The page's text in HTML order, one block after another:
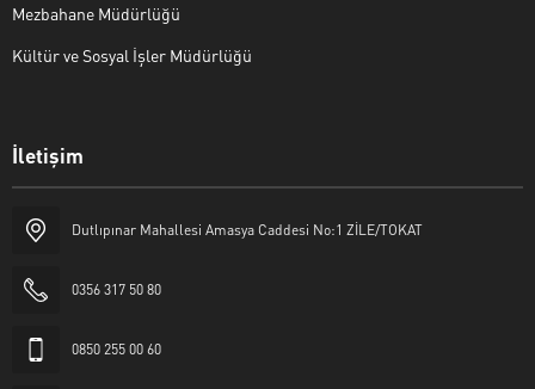
Mezbahane Müdürlüğü
Kültür ve Sosyal İşler Müdürlüğü
İletişim
Dutlıpınar Mahallesi Amasya Caddesi No:1 ZİLE/TOKAT
0356 317 50 80
0850 255 00 60